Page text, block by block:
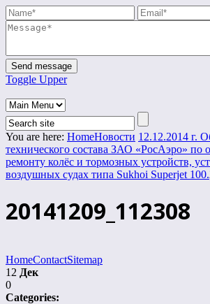
Toggle Upper
You are here: HomeНовости 12.12.2014 г.
технического состава ЗАО «РосАэро» по
ремонту колёс и тормозных устройств,
воздушных судах типа Sukhoi Superjet 100.
20141209_112308
HomeContactSitemap
12 Дек
0
Categories: